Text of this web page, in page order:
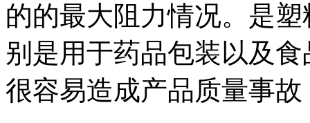
的的最大阻力情况。是
别是用于药品包装以及
很容易造成产品质量事